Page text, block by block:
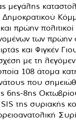
μεγάλης
Δημοκρατικού
πρώην
των
και Φιγκέν
με τη
108 άτομα
που
6ης-8ης
της συριακής